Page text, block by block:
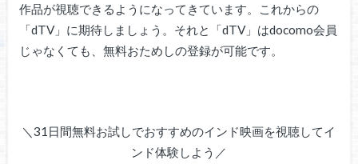
作品が視聴できるようになってきています。これからの
「dTV」に期待しましょう。それと「dTV」はdocomo会員
じゃなくても、無料おためしの登録が可能です。
＼31日間無料お試しでおすすめのインド映画を視聴してイ
ンド体験しよう／